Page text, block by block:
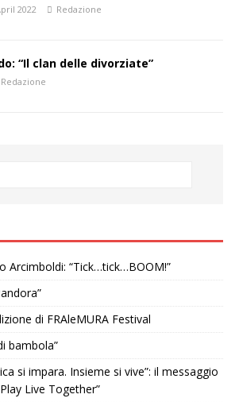
2022 Redazione
“Il clan delle divorziate”
Redazione
Arcimboldi: “Tick…tick…BOOM!”
di FRAleMURA Festival
bambola”
si impara. Insieme si vive”: il messaggio
Live Together”